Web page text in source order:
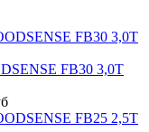
FB30 3,0Т